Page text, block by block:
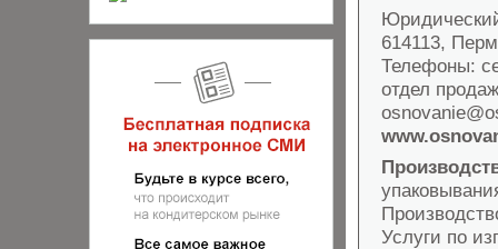
614113,
Телефоны:
отдел
Услуги по